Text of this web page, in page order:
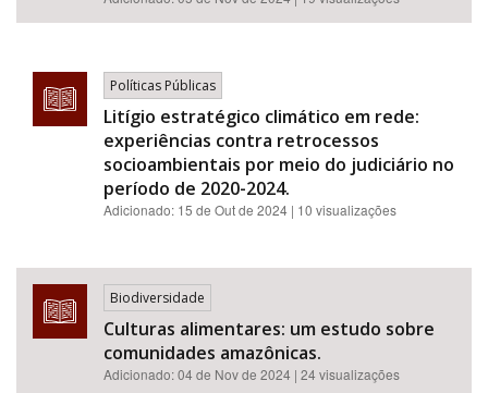
Políticas Públicas
Litígio estratégico climático em rede:
experiências contra retrocessos
socioambientais por meio do judiciário no
período de 2020-2024.
Adicionado: 15 de Out de 2024 | 10 visualizações
Biodiversidade
Culturas alimentares: um estudo sobre
comunidades amazônicas.
Adicionado:04 de Nov de 2024 | 24 visualizações